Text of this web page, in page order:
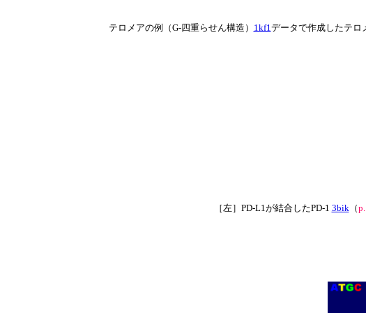
テロメアの例（G-四重らせん構造） 1kf1 データで作成したテロ
［左］PD-L1が結合したPD-1 3bik （